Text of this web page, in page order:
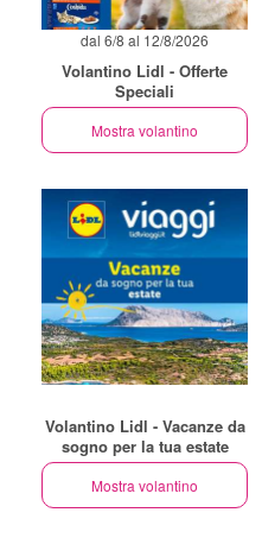
dal 6/8 al 12/8/2026
Volantino Lidl - Offerte
Speciali
Mostra volantino
Volantino Lidl - Vacanze da
sogno per la tua estate
Mostra volantino